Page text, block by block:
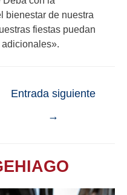
bienestar de nuestra
fiestas puedan
Entrada siguiente
→